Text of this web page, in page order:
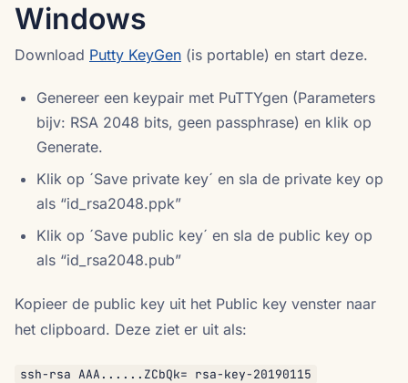
Windows
Download Putty KeyGen (is portable) en start deze.
Genereer een keypair met PuTTYgen (Parameters
bijv: RSA 2048 bits, geen passphrase) en klik op
Generate.
Klik op ´Save private key´ en sla de private key op
als “id_rsa2048.ppk”
Klik op ´Save public key´ en sla de public key op
als “id_rsa2048.pub”
Kopieer de public key uit het Public key venster naar
het clipboard. Deze ziet er uit als:
ssh-rsa AAA......ZCbQk= rsa-key-20190115